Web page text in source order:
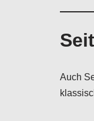
Auch